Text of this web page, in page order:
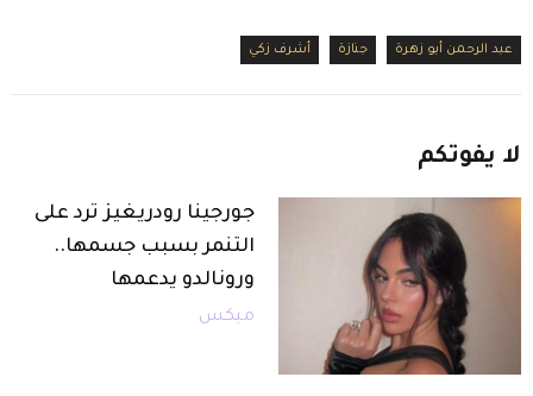
عبد الرحمن أبو زهرة جنازة أشرف زكي
لا يفوتكم
جورجينا رودريغيز ترد على
التنمر بسبب جسمها..
ورونالدو يدعمها
ميكس